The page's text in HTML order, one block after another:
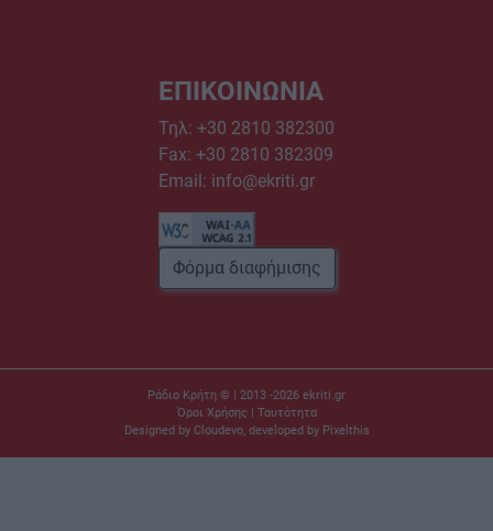
ΕΠΙΚΟΙΝΩΝΙΑ
Τηλ: +30 2810 382300
Fax: +30 2810 382309
Email: info@ekriti.gr
Φόρμα διαφήμισης
Ράδιο Κρήτη © | 2013 -2026 ekriti.gr
Όροι Χρήσης | Ταυτότητα
Designed by Cloudevo, developed by Pixelthis